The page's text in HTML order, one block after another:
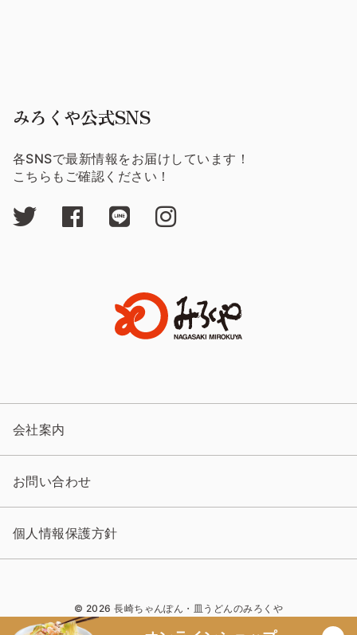
みろくや公式SNS
各SNSで最新情報をお届けしています！
こちらもご確認ください！
会社案内
お問い合わせ
個人情報保護方針
© 2026 長崎ちゃんぽん・皿うどんのみろくや